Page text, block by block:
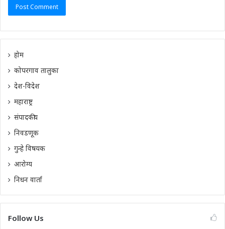
होम
कोपरगाव तालुका
देश-विदेश
महाराष्ट्र
संपादकीय
निवडणूक
गुन्हे विषयक
आरोग्य
निधन वार्ता
Follow Us